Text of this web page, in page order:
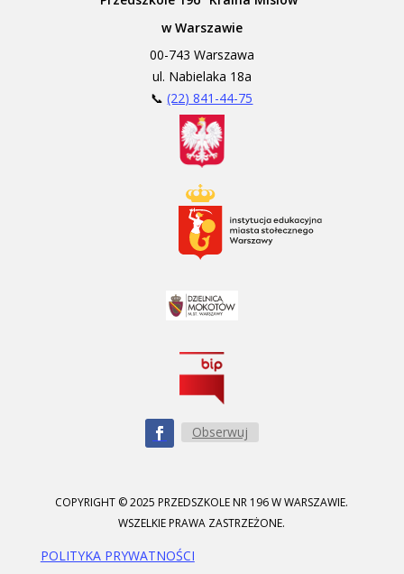
w Warszawie
00-743 Warszawa
ul. Nabielaka 18a
📞(22) 841-44-75
Obserwuj
COPYRIGHT © 2025 PRZEDSZKOLE NR 196 W WARSZAWIE.
WSZELKIE PRAWA ZASTRZEŻONE.
POLITYKA PRYWATNOŚCI